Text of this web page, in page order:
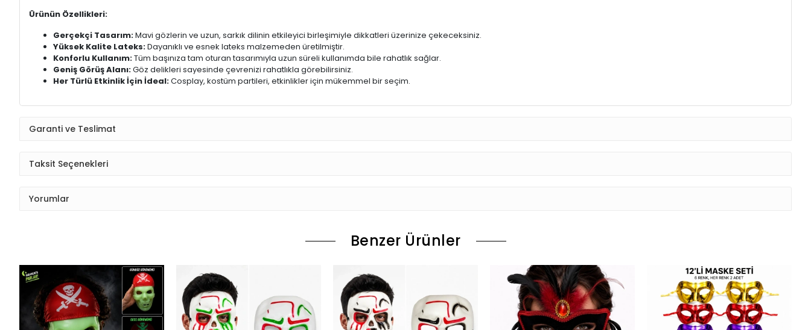
Ürünün Özellikleri:
Gerçekçi Tasarım:Mavi gözlerin ve uzun, sarkık dilinin etkileyici birleşimiyle dikkatleri üzerinize çekeceksiniz.
Yüksek Kalite Lateks:Dayanıklı ve esnek lateks malzemeden üretilmiştir.
Konforlu Kullanım:Tüm başınıza tam oturan tasarımıyla uzun süreli kullanımda bile rahatlık sağlar.
Geniş Görüş Alanı:Göz delikleri sayesinde çevrenizi rahatlıkla görebilirsiniz.
Her Türlü Etkinlik İçin İdeal:Cosplay, kostüm partileri, etkinlikler için mükemmel bir seçim.
Garanti ve Teslimat
Taksit Seçenekleri
Yorumlar
Benzer Ürünler